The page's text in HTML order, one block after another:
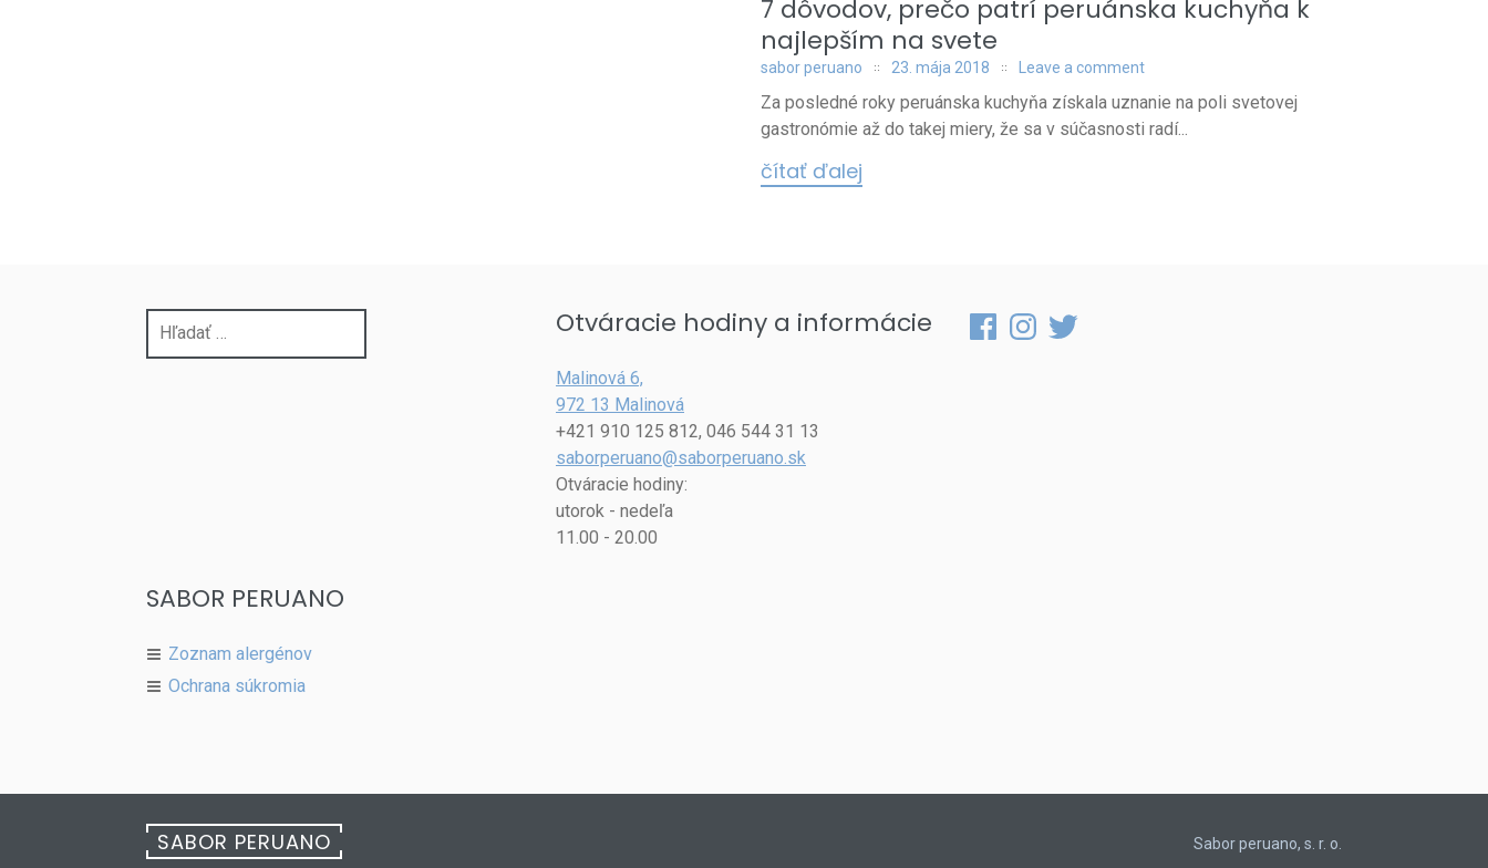
7 dôvodov, prečo patrí peruánska kuchyňa k
najlepším na svete
sabor peruano 23. mája 2018 Leave a comment
Za posledné roky peruánska kuchyňa získala uznanie na poli svetovej
gastronómie až do takej miery, že sa v súčasnosti radí...
čítať ďalej
Otváracie hodiny a informácie
Malinová 6,
972 13 Malinová
+421 910 125 812, 046 544 31 13
saborperuano@saborperuano.sk
Otváracie hodiny:
utorok - nedeľa
11.00 - 20.00
FacebookInstagram
Twitter
SABOR PERUANO
Zoznam alergénov
Ochrana súkromia
SABOR PERUANO Sabor peruano, s. r. o.